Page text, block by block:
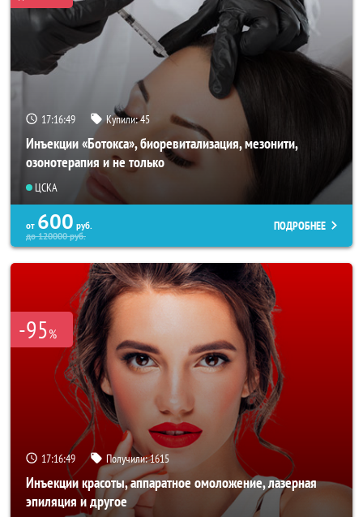
17:16:47 Купили:45
Инъекции «Ботокса», биоревитализация, мезонити,
озонотерапия и не только
ЦСКА
от 600 руб.
до120000руб.
ПОДРОБНЕЕ
-95%
17:16:47 Получили:1615
Инъекции красоты, аппаратное омоложение, лазерная
эпиляция и другое